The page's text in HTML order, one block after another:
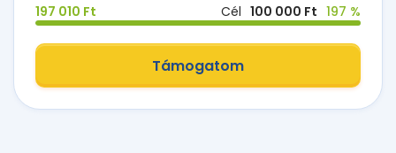
197 010 Ft Cél 100 000 Ft 197 %
Támogatom